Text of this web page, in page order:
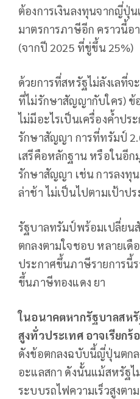
ต้องการเงินลงทุนจากญี่ปุ่
มาตรการภาษีอีก คราวนี้
(จากปี 2025 ที่ขู่ขึ้น 25%)
ด้วยการที่สหรัฐไม่ลังเลที่
ที่ไม่รักษาสัญญากับใคร) ข้
ไม่มีอะไรเป็นเครื่องค้ำปร
รักษาสัญญา การที่ทรัมป์
เสรีคือหลักฐาน หรือในอี
รักษาสัญญา เช่น การลงทุ
ล่าช้า ไม่เป็นไปตามเป้าปร
รัฐบาลทรัมป์พร้อมเปลี่ย
ตกลงตามใจชอบ หลายเ
ประกาศขึ้นภาษีรายการนี้
ขึ้นภาษีทองแดง ยา
ในอนาคตหากรัฐบาลสหรั
สูงทั่วประเทศ อาจเรียก
ดังข้อตกลงฉบับนี้ญี่ปุ่นตกล
อะแลสกา ดังนั้นแม้สหรัฐ
ระบบรถไฟความเร็วสูงตา